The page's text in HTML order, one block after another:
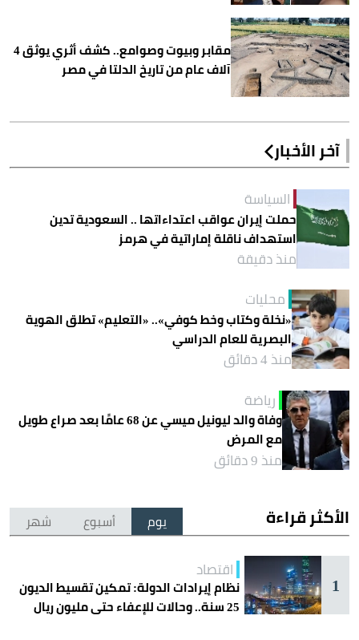
مقابر وبيوت وصوامع.. كشف أثري يوثق 4
آلاف عام من تاريخ الدلتا في مصر
آخر الأخبار
السياسة
حملت إيران عواقب اعتداءاتها .. السعودية تدين
استهداف ناقلة إماراتية في هرمز
منذ دقيقة
محليات
«نخلة وكتاب وخط كوفي».. «التعليم» تطلق الهوية
البصرية للعام الدراسي
منذ 4 دقائق
رياضة
وفاة والد ليونيل ميسي عن 68 عامًا بعد صراع طويل
مع المرض
منذ 9 دقائق
الأكثر قراءة يوم أسبوع شهر
1
اقتصاد
نظام إيرادات الدولة: تمكين تقسيط الديون
25 سنة.. وحالات للإعفاء حتى مليون ريال